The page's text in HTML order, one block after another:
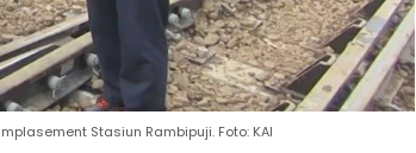
Stasiun Rambipuji. Foto: KAI